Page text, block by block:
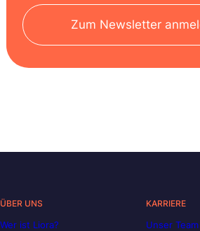
Zum Newsletter
ÜBER UNS
Wer ist Liora?
KARRIERE
Unser Team